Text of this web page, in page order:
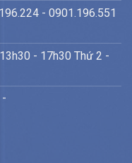
- 0901.196.551
- 17h30 Thứ 2 -
-